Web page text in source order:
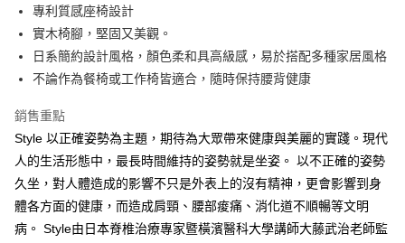
專利質感座椅設計
實木椅腳，堅固又美觀。
日系簡約設計風格，顏色柔和具高級感，易於搭配多種家居風格
不論作為餐椅或工作椅皆適合，隨時保持腰背健康
銷售重點
Style 以正確姿勢為主題，期待為大眾帶來健康與美麗的實踐。現代
人的生活形態中，最長時間維持的姿勢就是坐姿。 以不正確的姿勢
久坐，對人體造成的影響不只是外表上的沒有精神，更會影響到身
體各方面的健康，而造成肩頸、腰部痠痛、消化道不順暢等文明
病。 Style由日本脊椎治療專家暨橫濱醫科大學講師大藤武治老師監